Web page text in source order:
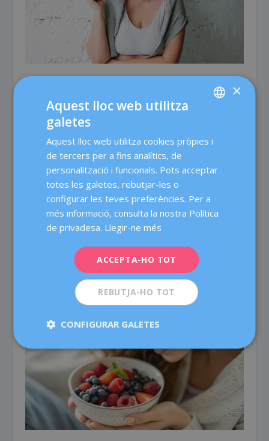
Escrit perDexeus Mujer|8 abr., 2026|Bons hàbits
Nutrició|0 |
L’excés de pes no només afecta la nostra imatge
corporal. Té un impacte en la salut, en general. Però,
a més, en les dones està estretament relacionat amb
la salut hormonal, sexual, metabòlica i reproductiva.
LLEGEIX-NE MÉS
CATALÀ
DEUTSCH
×
Aquest lloc web utilitza
galetes
Aquest lloc web utilitza cookies pròpies i
de tercers per a fins analítics, de
personalització i funcionals. Pots acceptar
totes les galetes, rebutjar-les o
configurar les teves preferències. Per a
més informació, consulta la nostra Política
de privadesa. Llegir-ne més
ACCEPTA-HO TOT
REBUTJA-HO TOT
CONFIGURAR GALETES